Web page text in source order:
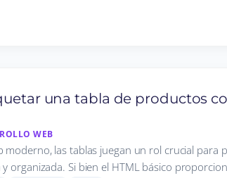
una tabla de productos
WEB
moderno, las tablas juegan un rol crucial para
organizada. Si bien el HTML básico